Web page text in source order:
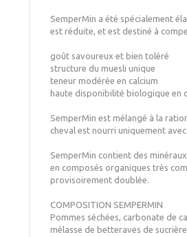
SemperMin a été spécialement
est réduite, et est destiné à
goût savoureux et bien toléré
structure du muesli unique
teneur modérée en calcium
haute disponibilité biologique en
SemperMin est mélangé à la
cheval est nourri uniquement
SemperMin contient des
en composés organiques très
provisoirement doublée.
COMPOSITION SEMPERMIN
Pommes séchées, carbonate de
mélasse de betteraves de